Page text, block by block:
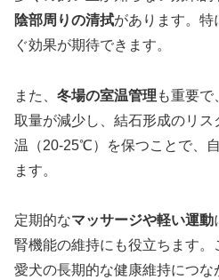
陰部周りの清拭があります。特
ぐ効果が期待できます。
また、 冬場の室温管理 も重要で
取量が減少し、結石形成のリ
温（20-25℃）を保つことで、
ます。
定期的なマッサージや軽い運動
腎機能の維持にも役立ちます。
愛犬の長期的な健康維持につな